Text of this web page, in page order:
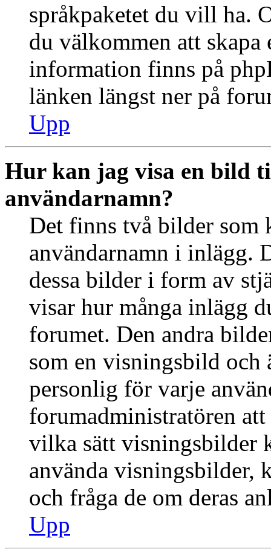
språkpaketet du vill ha.
du välkommen att
information finns på
länken längst ner på
Upp
Hur kan jag visa en bild
användarnamn?
Det finns två bilder som
användarnamn i inlägg.
dessa bilder i form av
visar hur många inlägg
forumet. Den andra
som en visningsbild
personlig för varje
forumadministratören
vilka sätt visningsbilder
använda visningsbilder,
och fråga de om deras
Upp